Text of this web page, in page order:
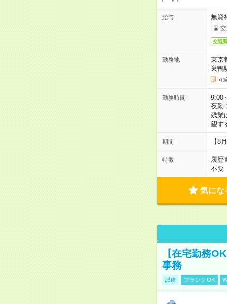
給与 無資
交
交通費
勤務地
東京
巣鴨
≪
勤務時間
9:00
夜勤
残業
望す
期間 【8
特徴 履歴
不要
気にな
【在宅勤務
事務
派遣 ブランクOK